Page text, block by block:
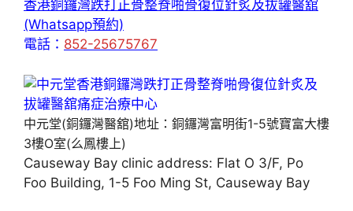
香港銅鑼灣跌打正骨整脊啪骨復位針炙及拔罐醫舘
(Whatsapp預約)
電話： 852-25675767
中元堂(銅鑼灣醫舘)地址：銅鑼灣富明街1-5號寶富大樓
3樓O室(么鳳樓上)
Causeway Bay clinic address: Flat O 3/F, Po
Foo Building, 1-5 Foo Ming St, Causeway Bay